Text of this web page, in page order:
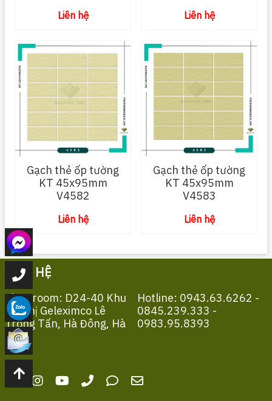
Liên hệ Liên hệ
Gạch thẻ ốp tường
KT 45x95mm
V4582
Liên hệ
Gạch thẻ ốp tường
KT 45x95mm
V4583
Liên hệ
LIÊN HỆ
Showroom: D24-40 Khu
Đô Thị Geleximco Lê
Trọng Tấn, Hà Đông, Hà
Nội
Hotline: 0943.63.6262 -
0845.239.333 -
0983.95.8393